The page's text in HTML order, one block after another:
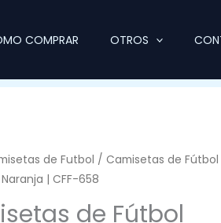
COMPRAR OTROS
de Futbol / Camisetas de Fútbol
| CFF-658
de Fútbol